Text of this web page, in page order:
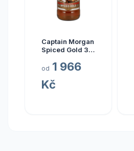
Captain Morgan
Spiced Gold 3l
od 1 966
Kč